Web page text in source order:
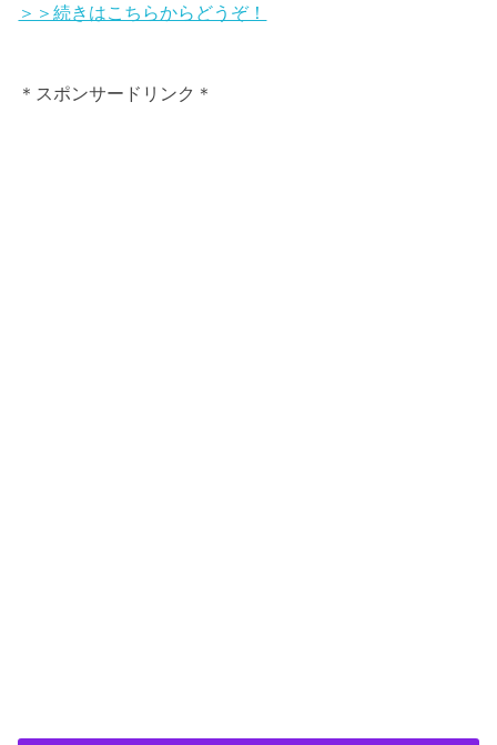
＞＞続きはこちらからどうぞ！
＊スポンサードリンク＊